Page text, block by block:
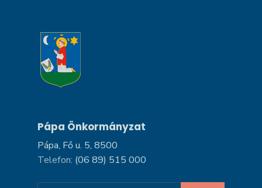
Pápa Önkormányzat
Pápa, Fő u. 5, 8500
Telefon: (06 89) 515 000